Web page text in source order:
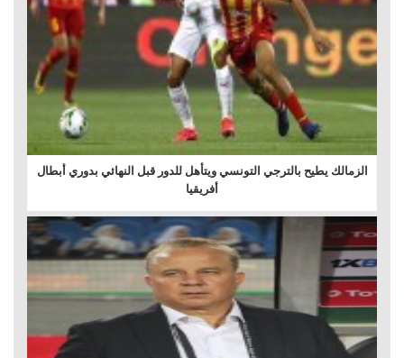
الزمالك يطيح بالترجي التونسي ويتأهل للدور قبل النهائي بدوري أبطال
أفريقيا